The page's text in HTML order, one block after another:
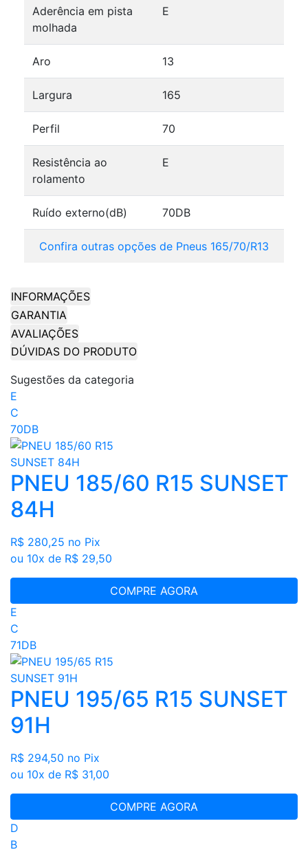
Aderência em pista
molhada
E
Aro 13
Largura 165
Perfil 70
Resistência ao
rolamento
E
Ruído externo(dB) 70DB
Confira outras opções de Pneus 165/70/R13
INFORMAÇÕES
GARANTIA
AVALIAÇÕES
DÚVIDAS DO PRODUTO
Sugestões da categoria
E
C
70DB
PNEU 185/60 R15 SUNSET
84H
R$ 280,25 no Pix
ou 10x de R$ 29,50
COMPRE AGORA
E
C
71DB
PNEU 195/65 R15 SUNSET
91H
R$ 294,50 no Pix
ou 10x de R$ 31,00
COMPRE AGORA
D
B